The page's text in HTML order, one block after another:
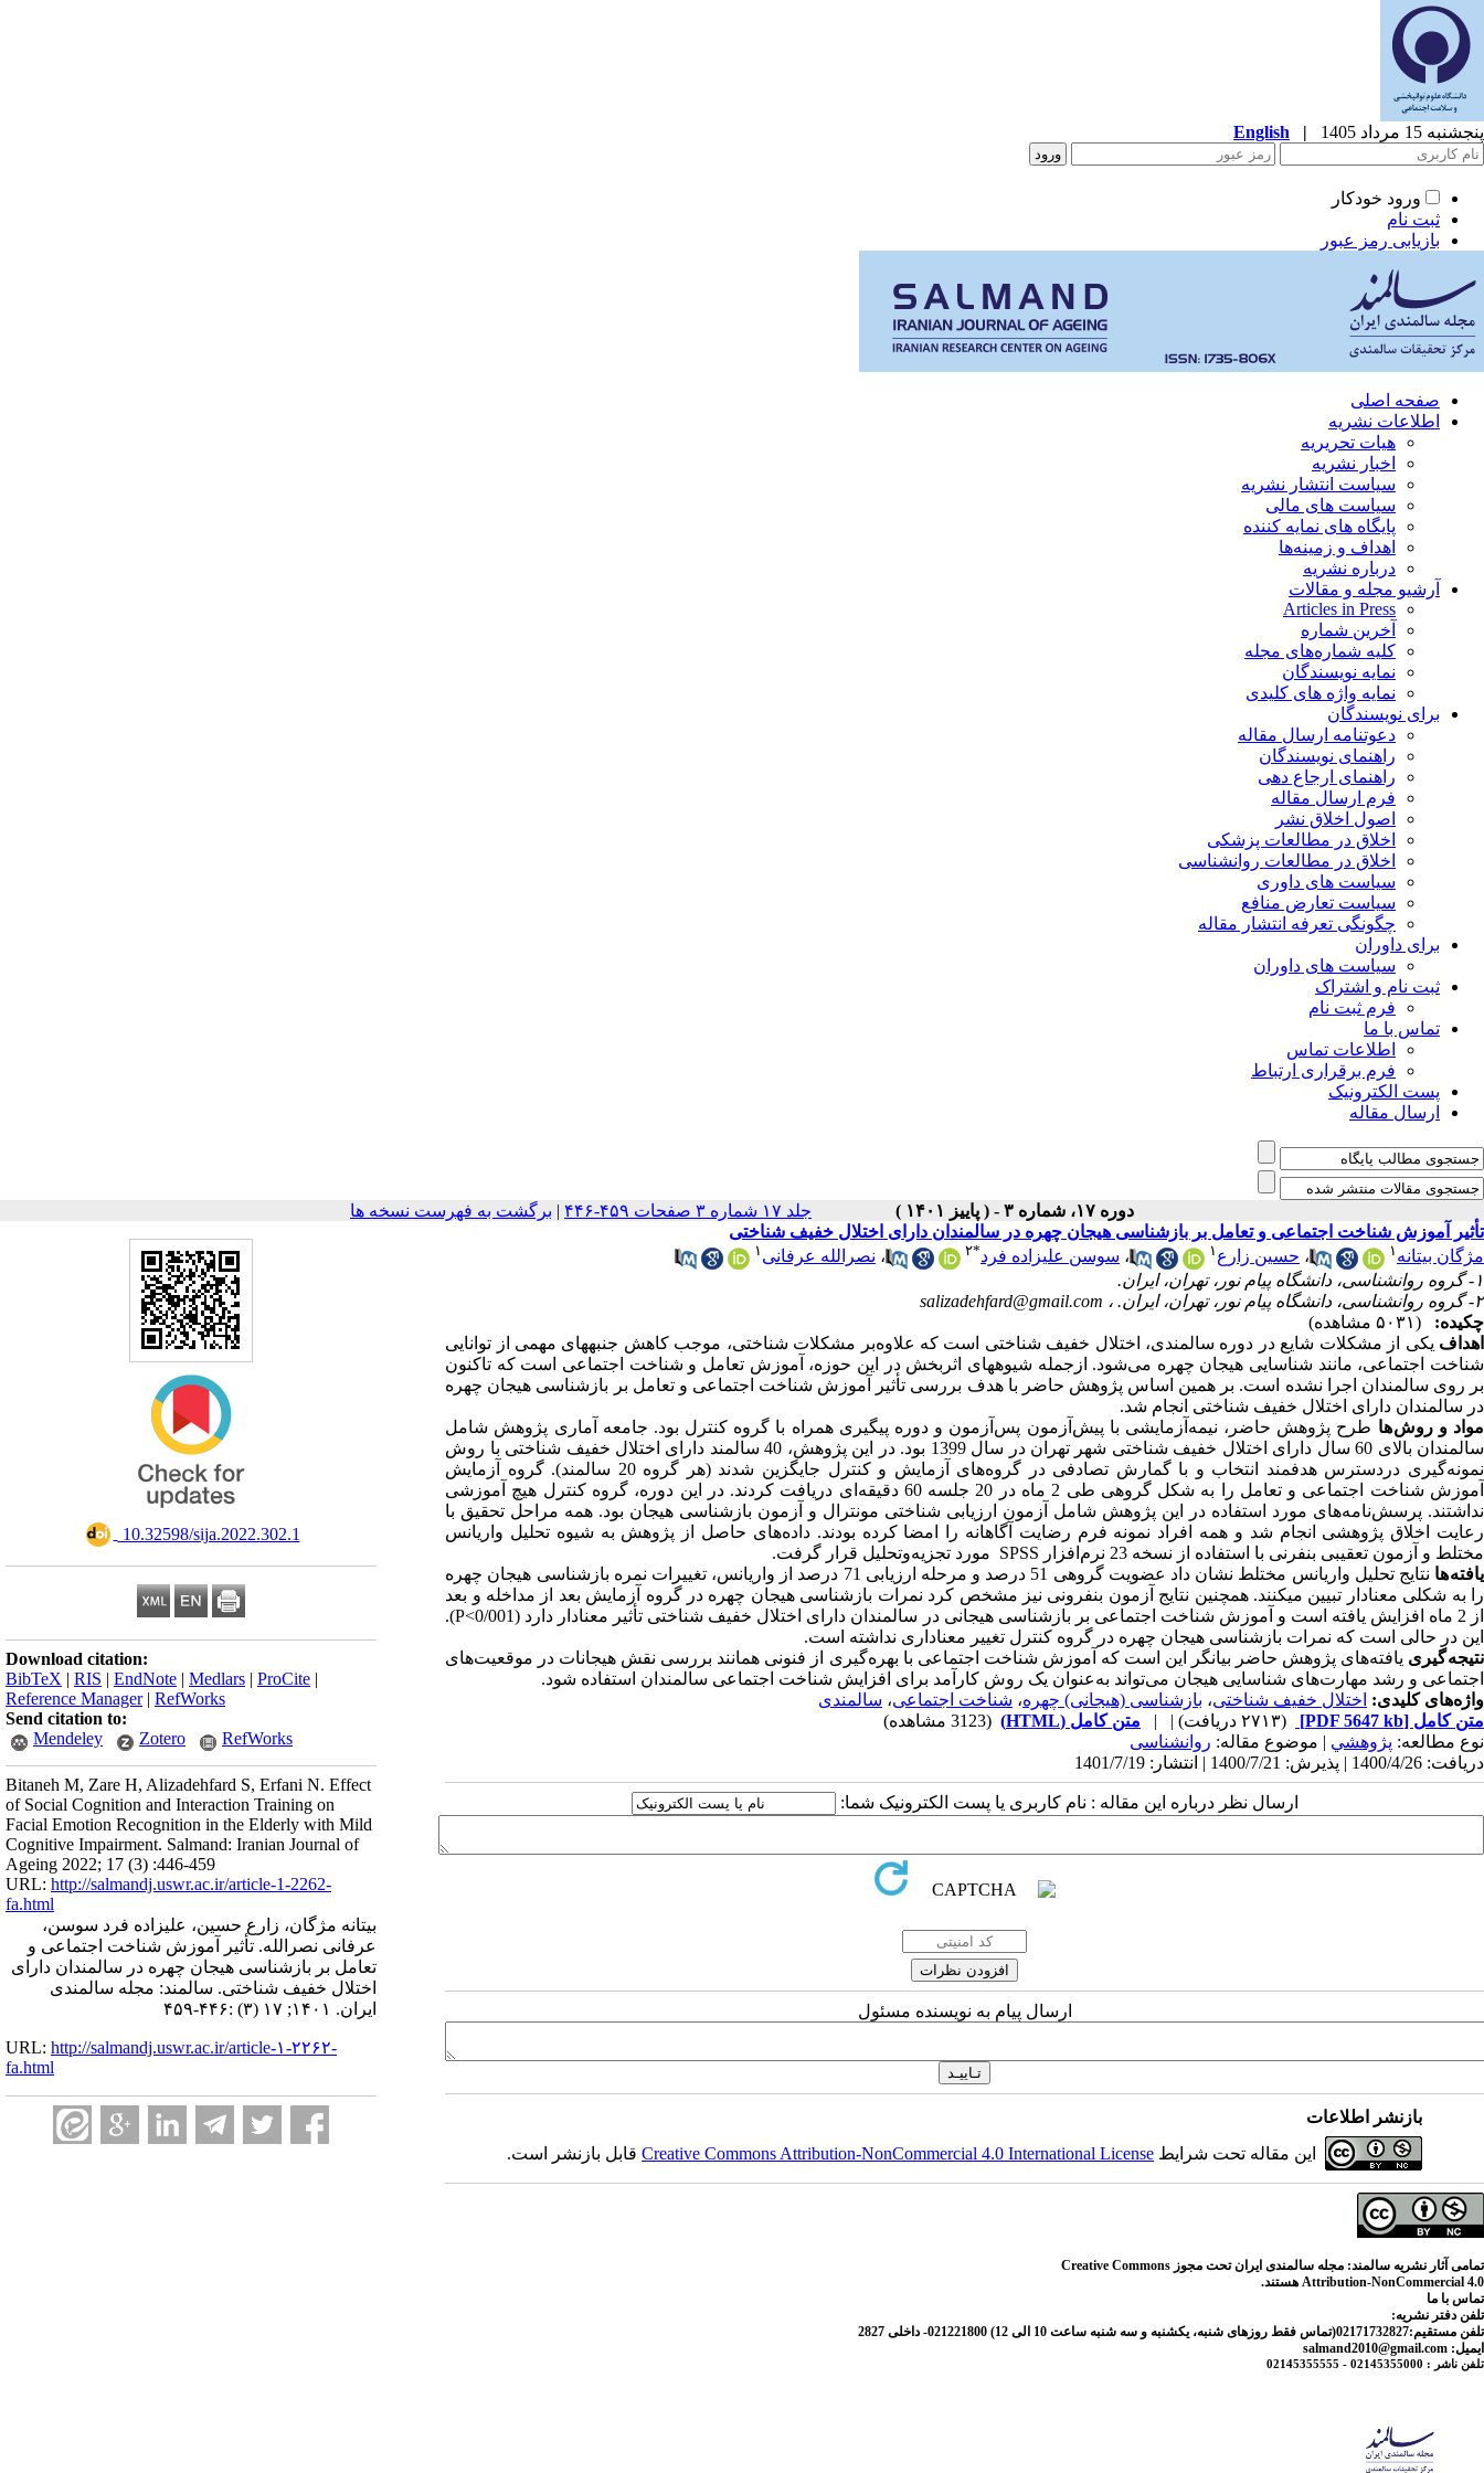
پنجشنبه 15 مرداد 1405 |
English
ورود خودکار
ثبت نام
بازیابی رمز عبور
صفحه اصلی
اطلاعات نشریه
هیات تحریریه
اخبار نشریه
سیاست انتشار نشریه
سیاست های مالی
پایگاه های نمایه کننده
اهداف و زمینه‌ها
درباره نشریه
آرشیو مجله و مقالات
Articles in Press
آخرین شماره
کلیه شماره‌های مجله
نمایه نویسندگان
نمایه واژه های کلیدی
برای نویسندگان
دعوتنامه ارسال مقاله
راهنمای نویسندگان
راهنمای ارجاع دهی
فرم ارسال مقاله
اصول اخلاق نشر
اخلاق در مطالعات پزشکی
اخلاق در مطالعات روانشناسی
سیاست های داوری
سیاست تعارض منافع
چگونگی تعرفه انتشار مقاله
برای داوران
سیاست های داوران
ثبت نام و اشتراک
فرم ثبت نام
تماس با ما
اطلاعات تماس
فرم برقراری ارتباط
پست الکترونیک
ارسال مقاله
دوره ۱۷، شماره ۳ - ( پاییز ۱۴۰۱ ) جلد ۱۷ شماره ۳ صفحات ۴۵۹-۴۴۶ | برگشت به فهرست نسخه ها
‎ 10.32598/sija.2022.302.1
Download citation:
BibTeX | RIS | EndNote | Medlars | ProCite |
Reference Manager| RefWorks
Send citation to:
Mendeley
Zotero RefWorks
Bitaneh M, Zare H, Alizadehfard S, Erfani N. Effect
of Social Cognition and Interaction Training on
Facial Emotion Recognition in the Elderly with Mild
Cognitive Impairment. Salmand: Iranian Journal of
Ageing 2022; 17 (3) :446-459
URL: http://salmandj.uswr.ac.ir/article-1-2262-
fa.html
بیتانه مژگان، زارع حسین، علیزاده فرد سوسن،
عرفانی نصرالله. تأثیر آموزش شناخت اجتماعی و
تعامل بر بازشناسی هیجان چهره در سالمندان دارای
اختلال خفیف شناختی. سالمند: مجله سالمندی
ایران. ۱۴۰۱; ۱۷ (۳) :۴۴۶-۴۵۹
URL: http://salmandj.uswr.ac.ir/article-۱-۲۲۶۲-
fa.html
تأثیر آموزش شناخت اجتماعی و تعامل بر بازشناسی هیجان چهره در سالمندان دارای اختلال خفیف شناختی
مژگان بیتانه ۱ ، حسین زارع ۱ ، سوسن علیزاده فرد*۲ ، نصرالله عرفانی ۱
۱- گروه روانشناسی، دانشگاه پیام نور، تهران، ایران.
۲- گروه روانشناسی، دانشگاه پیام نور، تهران، ایران. ،
salizadehfard@gmail.com
چکیده:
(۵۰۳۱ مشاهده)
اهداف یکی از مشکلات شایع در دوره سالمندی، اختلال خفیف شناختی است که علاوه‌بر مشکلات شناختی، موجب کاهش جنبه‏های مهمی از توانایی
شناخت اجتماعی، مانند شناسایی هیجان چهره می‌شود. از‌جمله شیوه‏های اثربخش در این حوزه، آموزش تعامل و شناخت اجتماعی است که تاکنون
بر روی سالمندان اجرا نشده است. بر همین اساس پژوهش حاضر با هدف بررسی تأثیر آموزش شناخت اجتماعی و تعامل بر بازشناسی هیجان چهره
در سالمندان دارای اختلال خفیف شناختی انجام شد.
مواد و روش ها طرح پژوهش حاضر، نیمه‌آزمایشی با پیش‌آزمون پس‌آزمون و دوره پیگیری همراه با گروه کنترل بود. جامعه آماری پژوهش شامل
سالمندان بالای 60 سال دارای اختلال خفیف شناختی شهر تهران در سال 1399 بود. در این پژوهش، 40 سالمند دارای اختلال خفیف شناختی با روش
نمونه‌گیری دردسترس هدفمند انتخاب و با گمارش تصادفی در گروه‌های آزمایش و کنترل جایگزین شدند (هر گروه 20 سالمند). گروه آزمایش
آموزش شناخت اجتماعی و تعامل را به شکل گروهی طی 2 ماه در 20 جلسه 60 دقیقه‌ای دریافت کردند. در این دوره، گروه کنترل هیچ آموزشی
نداشتند. پرسش‌نامه‌های مورد استفاده در این پژوهش شامل آزمون ارزیابی شناختی مونترال و آزمون بازشناسی هیجان بود. همه مراحل تحقیق با
رعایت اخلاق پژوهشی انجام شد و همه افراد نمونه فرم رضایت آگاهانه را امضا کرده بودند. داده‌های حاصل از پژوهش به شیوه تحلیل واریانس
مختلط و آزمون تعقیبی بن‏فرنی با استفاده از نسخه 23 نرم‌افزار SPSS مورد تجزیه‌و‌تحلیل قرار گرفت.
یافته ها
نتایج تحلیل واریانس مختلط نشان داد عضویت گروهی 51 درصد و مرحله ارزیابی 71 درصد از واریانس، تغییرات نمره بازشناسی هیجان چهره
را به شکلی معنادار تبیین می‏کنند. همچنین نتایج آزمون بن‏فرونی نیز مشخص کرد نمرات بازشناسی هیجان چهره در گروه آزمایش بعد از مداخله و بعد
از 2 ماه افزایش یافته است و آموزش شناخت اجتماعی بر بازشناسی هیجانی در سالمندان دارای اختلال خفیف شناختی تأثیر معنادار دارد (001/P<0).
این در حالی است که نمرات بازشناسی هیجان چهره در گروه کنترل تغییر معناداری نداشته است.
نتیجه گیری یافته‌های پژوهش حاضر بیانگر این است که آموزش شناخت اجتماعی با بهره‌گیری از فنونی همانند بررسی نقش هیجانات در موقعیت‌های
اجتماعی و رشد مهارت‌های شناسایی هیجان می‌تواند به‌عنوان یک روش کارآمد برای افزایش شناخت اجتماعی سالمندان استفاده شود.
واژه‌های کلیدی: اختلال خفیف شناختی، بازشناسی (هیجانی) چهره، شناخت اجتماعی، سالمندی
متن کامل [PDF 5647 kb] (۲۷۱۳ دریافت) | | متن کامل (HTML)
(3123 مشاهده)
نوع مطالعه: پژوهشي | موضوع مقاله: روانشناسی
دریافت: 1400/4/26 | پذیرش: 1400/7/21 | انتشار: 1401/7/19
ارسال نظر درباره این مقاله : نام کاربری یا پست الکترونیک شما:
ارسال پیام به نویسنده مسئول
بازنشر اطلاعات
این مقاله تحت شرایط Creative Commons Attribution-NonCommercial 4.0 International Licenseقابل بازنشر است.
تمامی آثار نشریه سالمند: مجله سالمندی ایران تحت مجوز Creative Commons
Attribution-NonCommercial 4.0 هستند.
تماس با ما
تلفن دفتر نشریه:
تلفن مستقیم:02171732827(تماس فقط روزهای شنبه، یکشنبه و سه شنبه ساعت 10 الی 12) 021221800- داخلی 2827
ایمیل: salmand2010@gmail.com
تلفن ناشر : 02145355000 - 02145355555